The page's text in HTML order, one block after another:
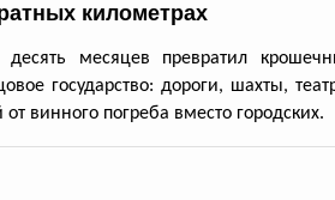
километрах
десять месяцев превратил
государство: дороги, шахты,
винного погреба вместо городских.